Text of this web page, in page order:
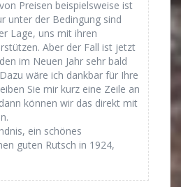
Preisen beispielsweise ist
unter der Bedingung sind
Lage, uns mit ihren
Aber der Fall ist jetzt
im Neuen Jahr sehr bald
wäre ich dankbar für Ihre
Sie mir kurz eine Zeile an
können wir das direkt mit
ein schönes
guten Rutsch in 1924,